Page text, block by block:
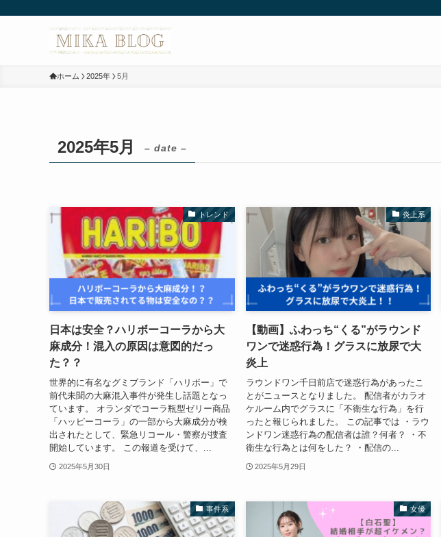
ホーム 2025年 5月
2025年5月 – date –
トレンド
日本は安全？ハリボーコーラから大
麻成分！混入の原因は意図的だっ
た？？
世界的に有名なグミブランド「ハリボー」で
前代未聞の大麻混入事件が発生し話題となっ
ています。 オランダでコーラ瓶型ゼリー商品
「ハッピーコーラ」の一部から大麻成分が検
出されたとして、緊急リコール・警察が捜査
開始しています。 この報道を受けて、...
2025年5月30日
炎上系
【動画】ふわっち“くる”がラウンド
ワンで迷惑行為！グラスに放尿で大
炎上
ラウンドワン千日前店で迷惑行為があったこ
とがニュースとなりました。 配信者がカラオ
ケルーム内でグラスに「不衛生な行為」を行
ったと報じられました。 この記事では ・ラウ
ンドワン迷惑行為の配信者は誰？何者？ ・不
衛生な行為とは何をした？ ・配信の...
2025年5月29日
事件系 女優